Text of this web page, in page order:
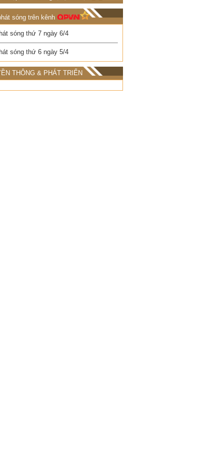
sóng trên kênh
sóng thứ 7 ngày 6/4
sóng thứ 6 ngày 5/4
THÔNG & PHÁT TRIỂN